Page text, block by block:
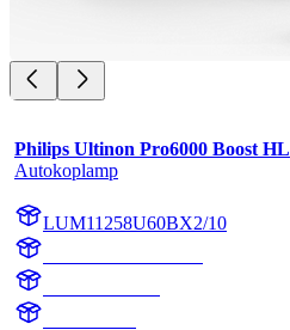
Philips Ultinon Pro6000 Boost HL
Autokoplamp
LUM11258U60BX2/10